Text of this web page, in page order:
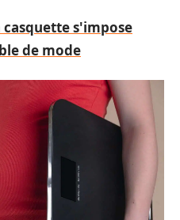
s'impose
de mode